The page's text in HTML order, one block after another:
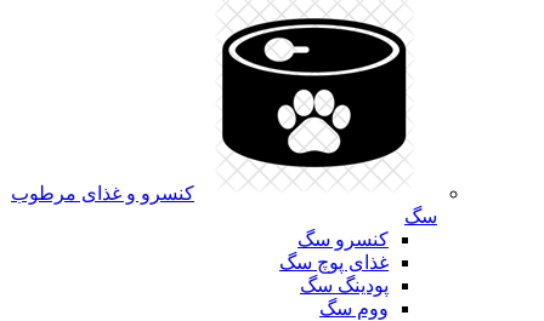
کنسرو و غذای مرطوب
سگ
کنسرو سگ
غذای پوچ سگ
پودینگ سگ
ووم سگ